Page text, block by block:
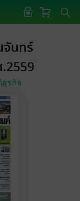
จันทร์
ธุรกิจ